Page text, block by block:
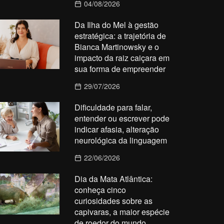
04/08/2026
Da Ilha do Mel à gestão
estratégica: a trajetória de
Bianca Martinowsky e o
impacto da raiz caiçara em
sua forma de empreender
29/07/2026
Dificuldade para falar,
entender ou escrever pode
indicar afasia, alteração
neurológica da linguagem
22/06/2026
Dia da Mata Atlântica:
conheça cinco
curiosidades sobre as
capivaras, a maior espécie